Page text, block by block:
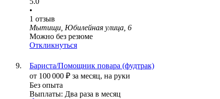
•
1 отзыв
Мытищи, Юбилейная улица, 6
Можно без резюме
Откликнуться
Бариста/Помощник повара (фудтрак)
от 100 000 ₽ за месяц, на руки
Без опыта
Выплаты: Два раза в месяц